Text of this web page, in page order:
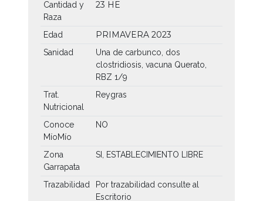
Cantidad y
Raza
23 HE
Edad PRIMAVERA 2023
Sanidad
Una de carbunco, dos
clostridiosis, vacuna Querato,
RBZ 1/9
Trat.
Nutricional
Reygras
Conoce
MíoMío
NO
Zona
Garrapata
SI, ESTABLECIMIENTO LIBRE
Trazabilidad
Por trazabilidad consulte al
Escritorio